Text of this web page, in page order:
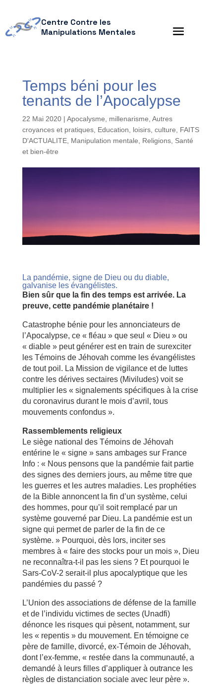
Centre Contre les
Manipulations Mentales
Temps béni pour les
tenants de l’Apocalypse
22 Mai 2020| Apocalysme, millenarisme Autres
croyances et pratiques, Education, loisirs, culture
FAITS
D'ACTUALITE, Manipulation mentale Religions, Santé
et bien-être
La pandémie, signe de Dieu ou du diable,
galvanise les évangélistes.
Bien sûr que la fin des temps est arrivée. La
preuve, cette pandémie planétaire !
Catastrophe bénie pour les annonciateurs de
l’Apocalypse, ce « fléau » que seul « Dieu » ou
« diable » peut générer est en train de surexciter
les Témoins de Jéhovah comme les évangélistes
de tout poil. La Mission de vigilance et de luttes
contre les dérives sectaires (Miviludes) voit se
multiplier les « signalements spécifiques à la crise
du coronavirus durant le mois d’avril, tous
mouvements confondus ».
Rassemblements religieux
Le siège national des Témoins de Jéhovah
entérine le « signe » sans ambages sur France
Info : « Nous pensons que la pandémie fait partie
des signes des derniers jours, au même titre que
les guerres et les autres maladies. Les prophéties
de la Bible annoncent la fin d’un système, celui
des hommes, pour qu’il soit remplacé par un
système gouverné par Dieu. La pandémie est un
signe qui permet de parler de la fin de ce
système. » Pourquoi, dès lors, inciter ses
membres à « faire des stocks pour un mois », Dieu
ne reconnaîtra-t-il pas les siens ? Et pourquoi le
Sars-CoV-2 serait-il plus apocalyptique que les
pandémies du passé ?
L’Union des associations de défense de la famille
et de l’individu victimes de sectes (Unadfi)
dénonce les risques qui pèsent, notamment, sur
les « repentis » du mouvement. En témoigne ce
père de famille, divorcé, ex-Témoin de Jéhovah,
dont l’ex-femme, « restée dans la communauté, a
demandé à leurs filles d’appliquer à outrance les
règles de distanciation sociale avec leur père ».